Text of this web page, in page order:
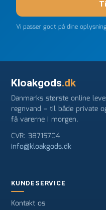
Vi passer godt på dine
Kloakgods.dk
Danmarks største online
regnvand – til både private
få varerne i morgen.
CVR: 38715704
info@kloakgods.dk
KUNDESERVICE
Kontakt os